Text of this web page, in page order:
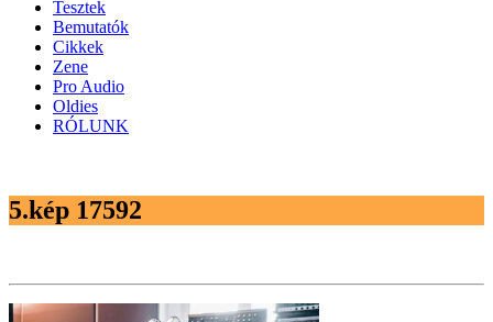
Tesztek
Bemutatók
Cikkek
Zene
Pro Audio
Oldies
RÓLUNK
5.kép 17592